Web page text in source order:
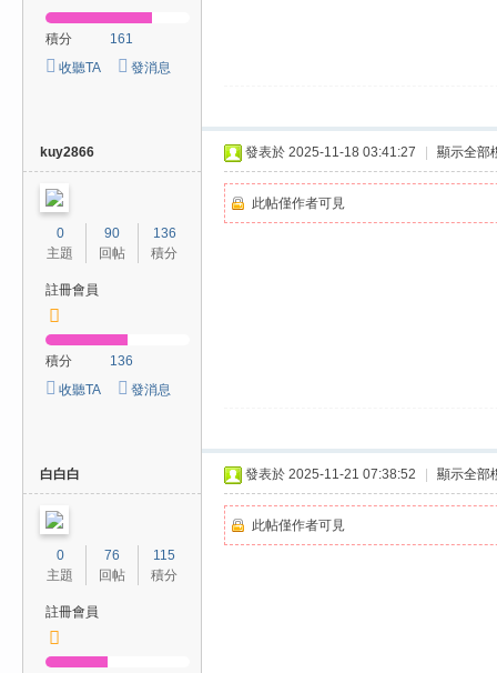
積分
161
收聽TA
發消息
kuy2866
0
主題
90
回帖
136
積分
註冊會員
積分
136
收聽TA
發消息
發表於 2025-11-18 03:41:27 顯示全部
此帖僅作者可見
白白白
0
主題
76
回帖
115
積分
註冊會員
發表於 2025-11-21 07:38:52 顯示全部
此帖僅作者可見